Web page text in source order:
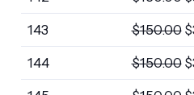
143 $150.00 $
144 $150.00 $